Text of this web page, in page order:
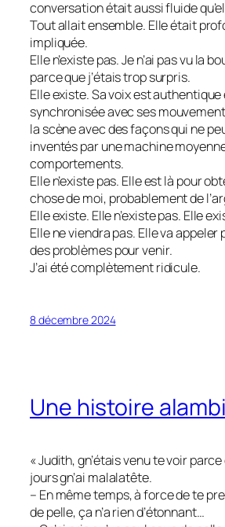
conversation était aussi fluide
Tout allait ensemble. Elle était
impliquée.
Elle n’existe pas. Je n’ai pas vu la
parce que j’étais trop surpris.
Elle existe. Sa voix est
synchronisée avec ses
la scène avec des façons qui ne
inventés par une machine
comportements.
Elle n’existe pas. Elle est là pour
chose de moi, probablement de
Elle existe. Elle n’existe pas. Elle
Elle ne viendra pas. Elle va appeler
des problèmes pour venir.
J’ai été complètement ridicule.
8 décembre 2024
Une histoire
« Judith, gn’étais venu te voir
jours gn’ai malalatête.
– En même temps, à force de te
de pelle, ça n’a rien d’étonnant…